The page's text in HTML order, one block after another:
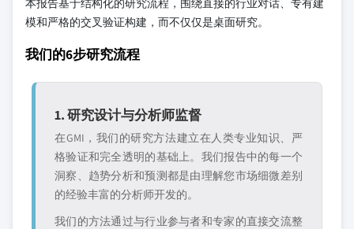
本报告基于结构化的研究流程，围绕直接的行业对话、专有建
模和严格的交叉验证构建，而不仅仅是桌面研究。
我们的6步研究流程
1. 研究设计与分析师监督
在GMI，我们的研究方法建立在人类专业知识、严
格验证和完全透明的基础上。我们报告中的每一个
洞察、趋势分析和预测都是由理解您市场细微差别
的经验丰富的分析师开发的。
我们的方法通过与行业参与者和专家的直接交流整